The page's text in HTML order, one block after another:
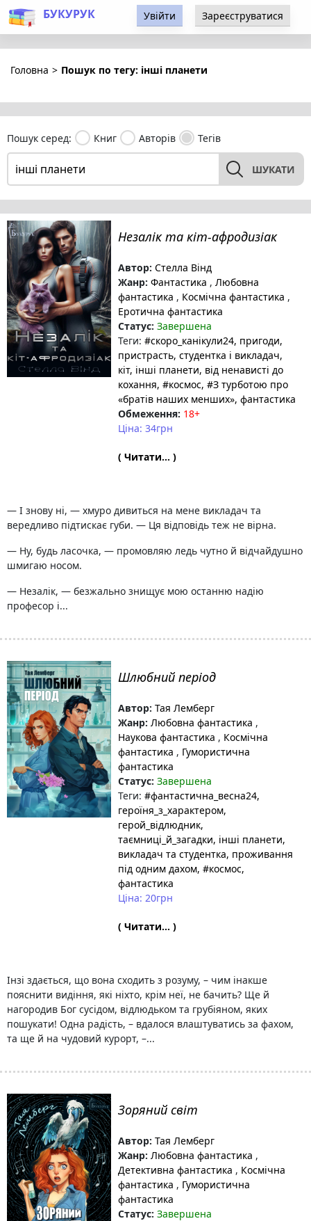
БУКУРУК Увійти Зареєструватися
Головна > Пошук по тегу: інші планети
Пошук серед: Книг Авторів Тегів
ШУКАТИ
Незалік та кіт-афродизіак
Автор: Стелла Вінд
Жанр: Фантастика , Любовна
фантастика , Космічна фантастика ,
Еротична фантастика
Статус: Завершена
Теги: #скоро_канікули24, пригоди,
пристрасть, студентка і викладач,
кіт, інші планети, від ненависті до
кохання, #космос, #З турботою про
«братів наших менших», фантастика
Обмеження: 18+
Ціна: 34грн
( Читати... )
— І знову ні, — хмуро дивиться на мене викладач та
вередливо підтискає губи. — Ця відповідь теж не вірна.
— Ну, будь ласочка, — промовляю ледь чутно й відчайдушно
шмигаю носом.
— Незалік, — безжально знищує мою останню надію
професор і...
Шлюбний період
Автор: Тая Лемберг
Жанр: Любовна фантастика ,
Наукова фантастика , Космічна
фантастика , Гумористична
фантастика
Статус: Завершена
Теги: #фантастична_весна24,
героїня_з_характером,
герой_відлюдник,
таємниці_й_загадки, інші планети,
викладач та студентка, проживання
під одним дахом, #космос,
фантастика
Ціна: 20грн
( Читати... )
Інзі здається, що вона сходить з розуму, – чим інакше
пояснити видіння, які ніхто, крім неї, не бачить? Ще й
нагородив Бог сусідом, відлюдьком та грубіяном, яких
пошукати! Одна радість, – вдалося влаштуватись за фахом,
та ще й на чудовий курорт, –...
Зоряний світ
Автор: Тая Лемберг
Жанр: Любовна фантастика ,
Детективна фантастика , Космічна
фантастика , Гумористична
фантастика
Статус: Завершена